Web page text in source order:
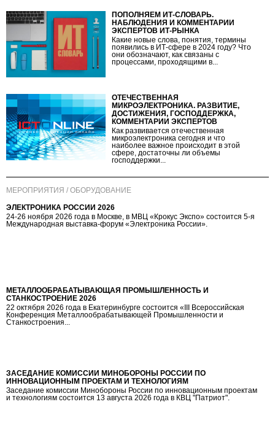
ПОПОЛНЯЕМ ИТ-СЛОВАРЬ.
НАБЛЮДЕНИЯ И КОММЕНТАРИИ
ЭКСПЕРТОВ ИТ-РЫНКА
Какие новые слова, понятия, термины
появились в ИТ-сфере в 2024 году? Что
они обозначают, как связаны с
процессами, проходящими в...
ОТЕЧЕСТВЕННАЯ
МИКРОЭЛЕКТРОНИКА. РАЗВИТИЕ,
ДОСТИЖЕНИЯ, ГОСПОДДЕРЖКА,
КОММЕНТАРИИ ЭКСПЕРТОВ
Как развивается отечественная
микроэлектроника сегодня и что
наиболее важное происходит в этой
сфере, достаточны ли объемы
господдержки...
МЕРОПРИЯТИЯ / ОБОРУДОВАНИЕ
ЭЛЕКТРОНИКА РОССИИ 2026
24-26 ноября 2026 года в Москве, в МВЦ «Крокус Экспо» состоится 5-я
Международная выставка-форум «Электроника России».
МЕТАЛЛООБРАБАТЫВАЮЩАЯ ПРОМЫШЛЕННОСТЬ И
СТАНКОСТРОЕНИЕ 2026
22 октября 2026 года в Екатеринбурге состоится «III Всероссийская
Конференция Металлообрабатывающей Промышленности и
Станкостроения...
ЗАСЕДАНИЕ КОМИССИИ МИНОБОРОНЫ РОССИИ ПО
ИННОВАЦИОННЫМ ПРОЕКТАМ И ТЕХНОЛОГИЯМ
Заседание комиссии Минобороны России по инновационным проектам
и технологиям состоится 13 августа 2026 года в КВЦ "Патриот".